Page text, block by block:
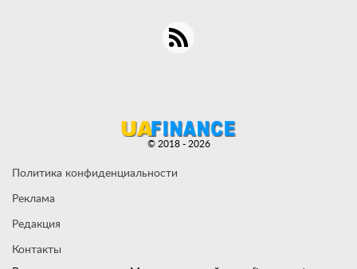
Политика конфиденциальности
Реклама
Редакция
Контакты
© 2018 - 2026